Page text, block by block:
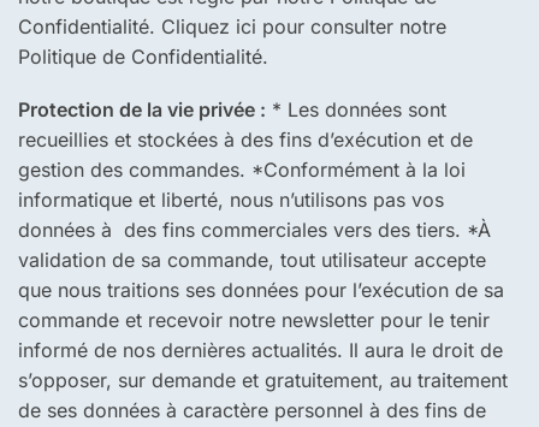
Confidentialité. Cliquez ici pour consulter notre
Politique de Confidentialité.
Protection de la vie privée : * Les données sont
recueillies et stockées à des fins d’exécution et de
gestion des commandes. *Conformément à la loi
informatique et liberté, nous n’utilisons pas vos
données à des fins commerciales vers des tiers. *À
validation de sa commande, tout utilisateur accepte
que nous traitions ses données pour l’exécution de sa
commande et recevoir notre newsletter pour le tenir
informé de nos dernières actualités. Il aura le droit de
s’opposer, sur demande et gratuitement, au traitement
de ses données à caractère personnel à des fins de